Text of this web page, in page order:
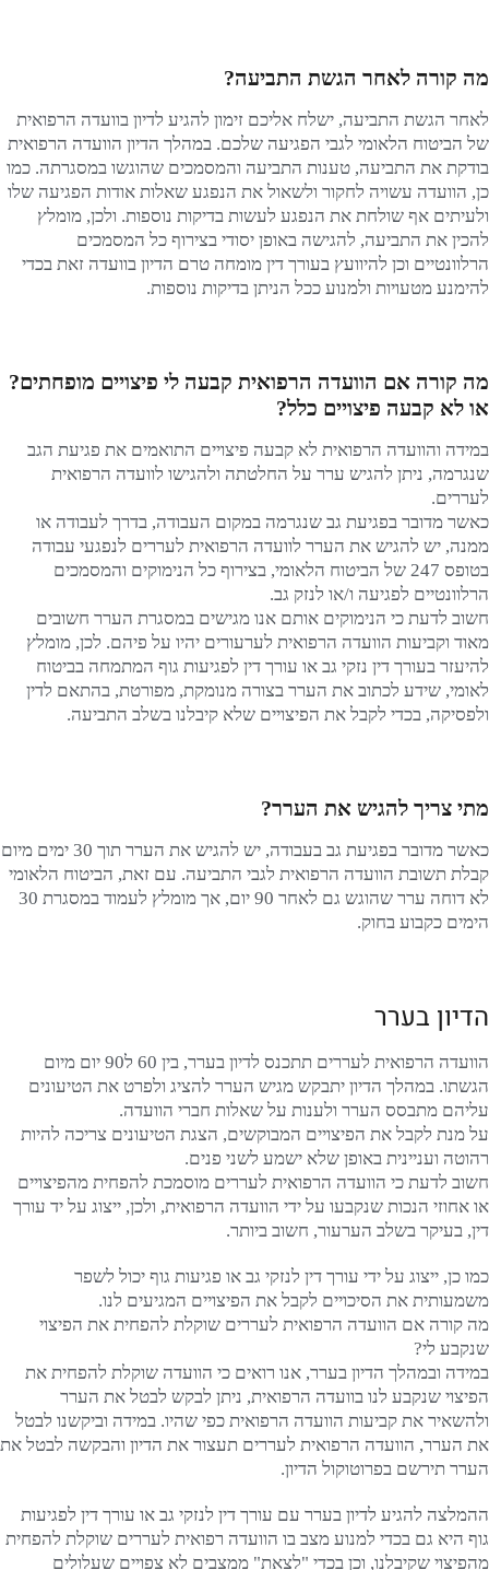
מה קורה לאחר הגשת התביעה?
לאחר הגשת התביעה, ישלח אליכם זימון להגיע לדיון בוועדה הרפואית
של הביטוח הלאומי לגבי הפגיעה שלכם. במהלך הדיון הוועדה הרפואית
בודקת את התביעה, טענות התביעה והמסמכים שהוגשו במסגרתה. כמו
כן, הוועדה עשויה לחקור ולשאול את הנפגע שאלות אודות הפגיעה שלו
ולעיתים אף שולחת את הנפגע לעשות בדיקות נוספות. ולכן, מומלץ
להכין את התביעה, להגישה באופן יסודי בצירוף כל המסמכים
הרלוונטיים וכן להיוועץ בעורך דין מומחה טרם הדיון בוועדה זאת בכדי
להימנע מטעויות ולמנוע ככל הניתן בדיקות נוספות.
מה קורה אם הוועדה הרפואית קבעה לי פיצויים מופחתים?
או לא קבעה פיצויים כלל?
במידה והוועדה הרפואית לא קבעה פיצויים התואמים את פגיעת הגב
שנגרמה, ניתן להגיש ערר על החלטתה ולהגישו לוועדה הרפואית
לעררים.
כאשר מדובר בפגיעת גב שנגרמה במקום העבודה, בדרך לעבודה או
ממנה, יש להגיש את הערר לוועדה הרפואית לעררים לנפגעי עבודה
בטופס 247 של הביטוח הלאומי, בצירוף כל הנימוקים והמסמכים
הרלוונטיים לפגיעה ו/או לנזק גב.
חשוב לדעת כי הנימוקים אותם אנו מגישים במסגרת הערר חשובים
מאוד וקביעות הוועדה הרפואית לערעורים יהיו על פיהם. לכן, מומלץ
להיעזר בעורך דין נזקי גב או עורך דין לפגיעות גוף המתמחה בביטוח
לאומי, שידע לכתוב את הערר בצורה מנומקת, מפורטת, בהתאם לדין
ולפסיקה, בכדי לקבל את הפיצויים שלא קיבלנו בשלב התביעה.
מתי צריך להגיש את הערר?
כאשר מדובר בפגיעת גב בעבודה, יש להגיש את הערר תוך 30 ימים מיום
קבלת תשובת הוועדה הרפואית לגבי התביעה. עם זאת, הביטוח הלאומי
לא דוחה ערר שהוגש גם לאחר 90 יום, אך מומלץ לעמוד במסגרת 30
הימים כקבוע בחוק.
הדיון בערר
הוועדה הרפואית לעררים תתכנס לדיון בערר, בין 60 ל90 יום מיום
הגשתו. במהלך הדיון יתבקש מגיש הערר להציג ולפרט את הטיעונים
עליהם מתבסס הערר ולענות על שאלות חברי הוועדה.
על מנת לקבל את הפיצויים המבוקשים, הצגת הטיעונים צריכה להיות
רהוטה ועניינית באופן שלא ישמע לשני פנים.
חשוב לדעת כי הוועדה הרפואית לעררים מוסמכת להפחית מהפיצויים
או אחוזי הנכות שנקבעו על ידי הוועדה הרפואית, ולכן, ייצוג על יד עורך
דין, בעיקר בשלב הערעור, חשוב ביותר.
כמו כן, ייצוג על ידי עורך דין לנזקי גב או פגיעות גוף יכול לשפר
משמעותית את הסיכויים לקבל את הפיצויים המגיעים לנו.
מה קורה אם הוועדה הרפואית לעררים שוקלת להפחית את הפיצוי
שנקבע לי?
במידה ובמהלך הדיון בערר, אנו רואים כי הוועדה שוקלת להפחית את
הפיצוי שנקבע לנו בוועדה הרפואית, ניתן לבקש לבטל את הערר
ולהשאיר את קביעות הוועדה הרפואית כפי שהיו. במידה וביקשנו לבטל
את הערר, הוועדה הרפואית לעררים תעצור את הדיון והבקשה לבטל את
הערר תירשם בפרוטוקול הדיון.
ההמלצה להגיע לדיון בערר עם עורך דין לנזקי גב או עורך דין לפגיעות
גוף היא גם בכדי למנוע מצב בו הוועדה רפואית לעררים שוקלת להפחית
מהפיצוי שקיבלנו, וכן בכדי "לצאת" ממצבים לא צפויים שעלולים